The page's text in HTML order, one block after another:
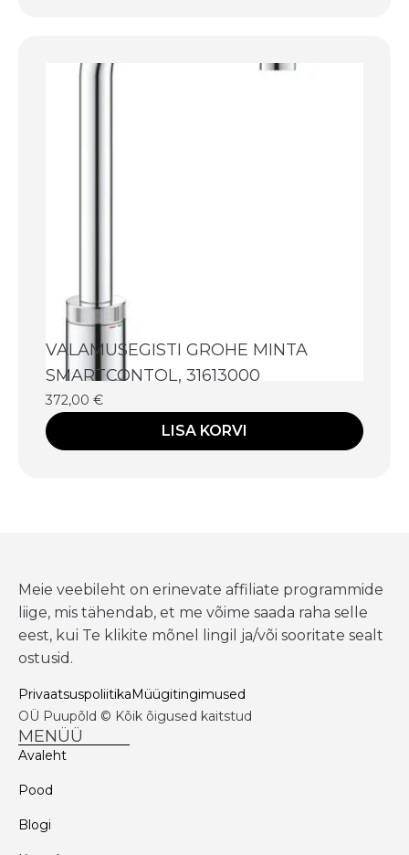
VALAMUSEGISTI GROHE MINTA
SMARTCONTOL, 31613000
372,00 €
LISA KORVI
Meie veebileht on erinevate affiliate programmide
liige, mis tähendab, et me võime saada raha selle
eest, kui Te klikite mõnel lingil ja/või sooritate sealt
ostusid.
PrivaatsuspoliitikaMüügitingimused
OÜ Puupõld © Kõik õigused kaitstud
MENÜÜ
Avaleht
Pood
Blogi